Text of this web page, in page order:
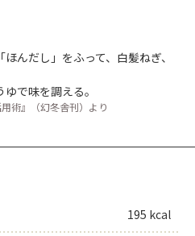
んだし」をふって、白髪ねぎ、
で味を調える。
術』（幻冬舎刊）より
195 kcal